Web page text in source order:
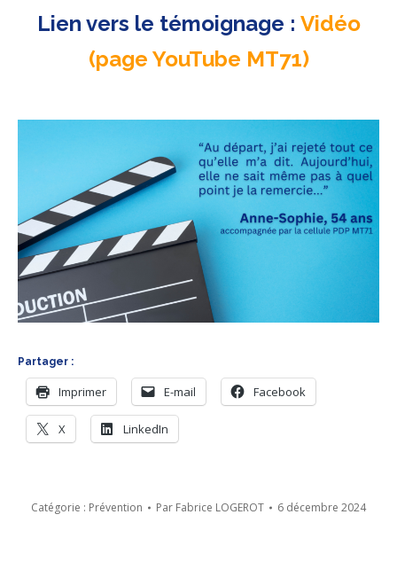
Lien vers le témoignage : Vidéo
(page YouTube MT71)
Partager :
Imprimer E-mail Facebook
X LinkedIn
Catégorie : Prévention Par Fabrice LOGEROT 6 décembre 2024